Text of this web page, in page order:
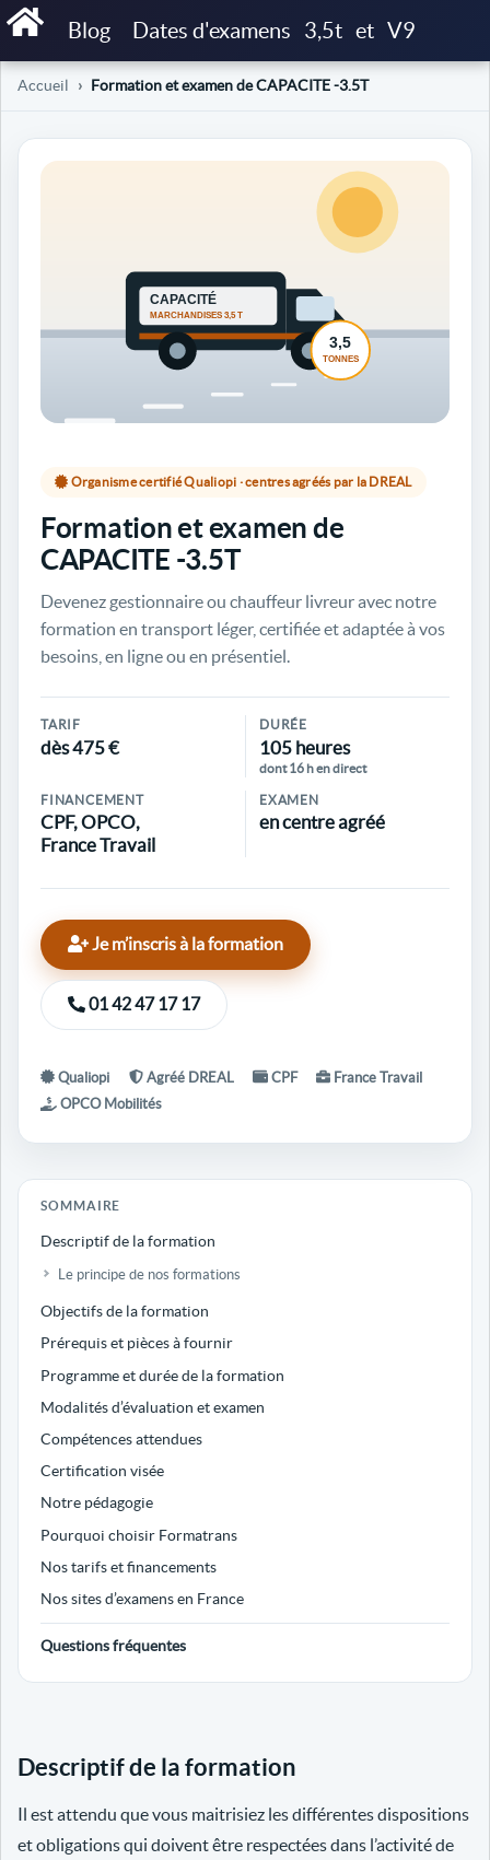
Blog Dates d'examens 3,5t et V9
Accueil Formation et examen de CAPACITE -3.5T
Organisme certifié Qualiopi · centres agréés par la DREAL
Formation et examen de
CAPACITE -3.5T
Devenez gestionnaire ou chauffeur livreur avec notre
formation en transport léger, certifiée et adaptée à vos
besoins, en ligne ou en présentiel.
TARIF
dès 475 €
DURÉE
105 heures
dont 16 h en direct
FINANCEMENT
CPF, OPCO,
France Travail
EXAMEN
en centre agréé
Je m’inscris à la formation
01 42 47 17 17
Qualiopi Agréé DREAL CPF
France Travail
OPCO Mobilités
SOMMAIRE
Descriptif de la formation
Le principe de nos formations
Objectifs de la formation
Prérequis et pièces à fournir
Programme et durée de la formation
Modalités d’évaluation et examen
Compétences attendues
Certification visée
Notre pédagogie
Pourquoi choisir Formatrans
Nos tarifs et financements
Nos sites d’examens en France
Questions fréquentes
Descriptif de la formation
Il est attendu que vous maitrisiez les différentes dispositions
et obligations qui doivent être respectées dans l’activité de